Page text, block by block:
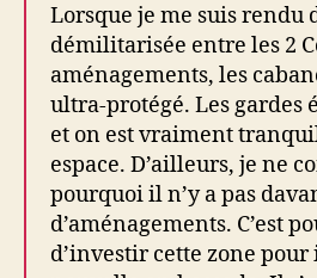
Lorsque je me suis rendu
démilitarisée entre les 2
aménagements, les
ultra-protégé. Les gardes
et on est vraiment
espace. D’ailleurs, je ne
pourquoi il n’y a pas
d’aménagements. C’est
d’investir cette zone